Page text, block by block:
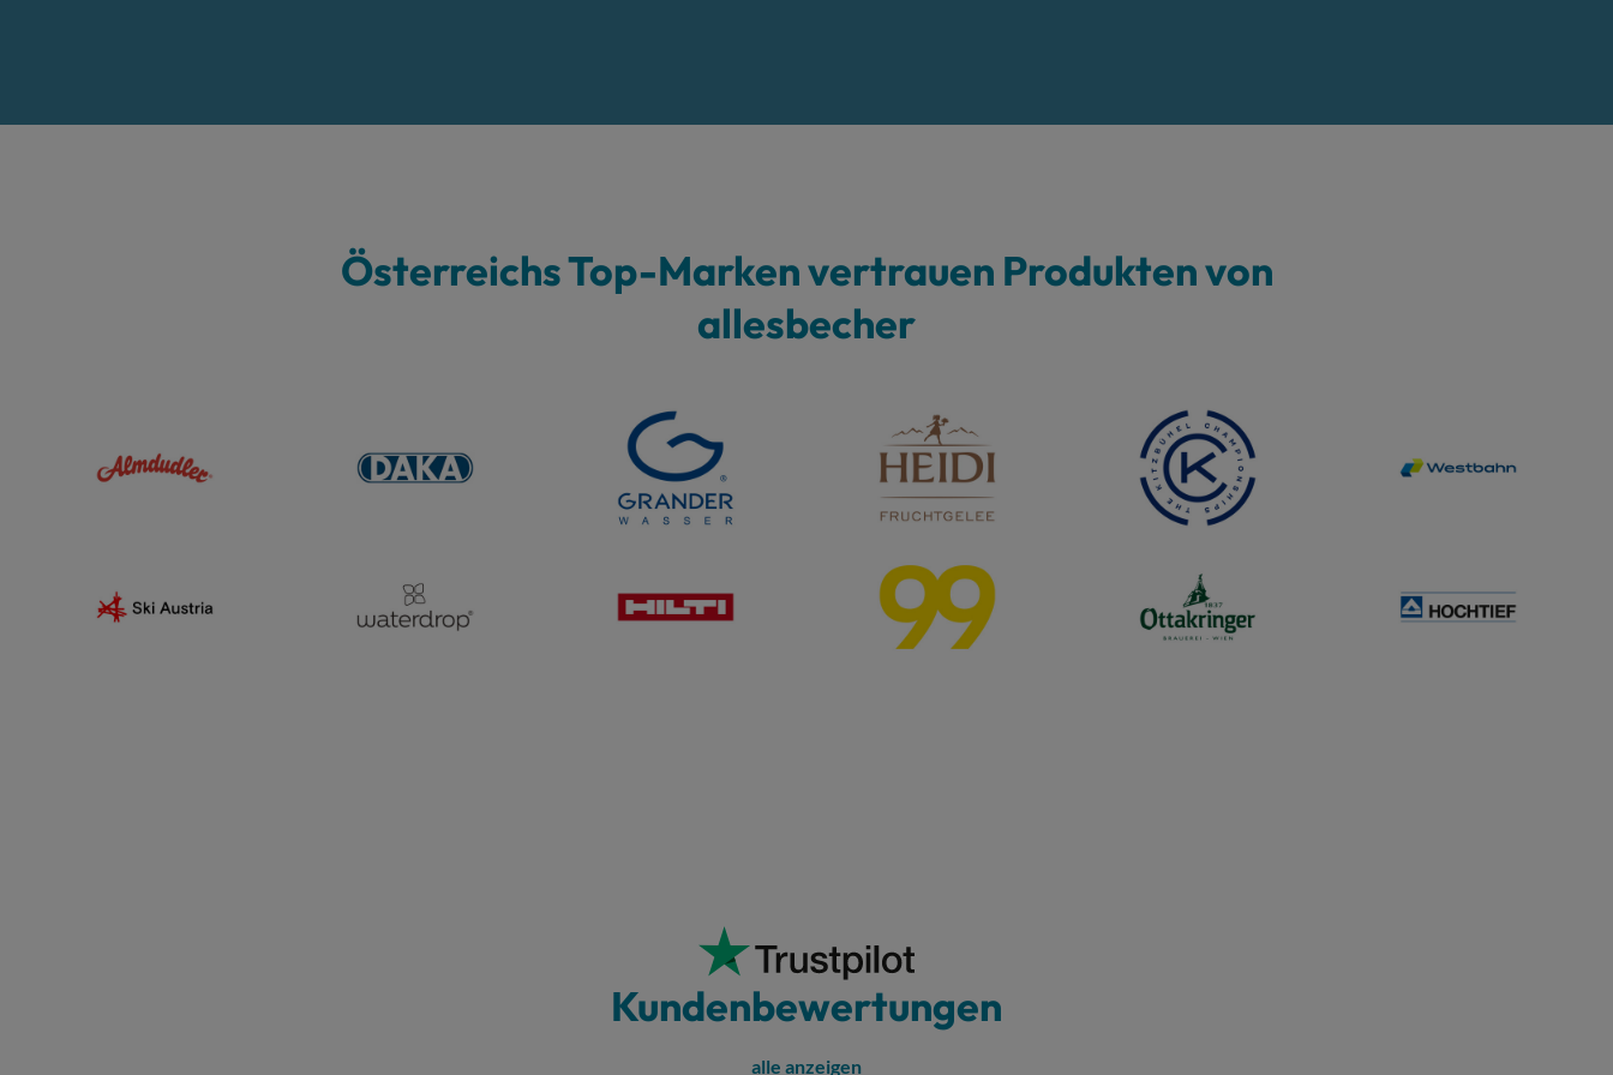
Österreichs Top-Marken vertrauen Produkten von
allesbecher
Kundenbewertungen
alle anzeigen